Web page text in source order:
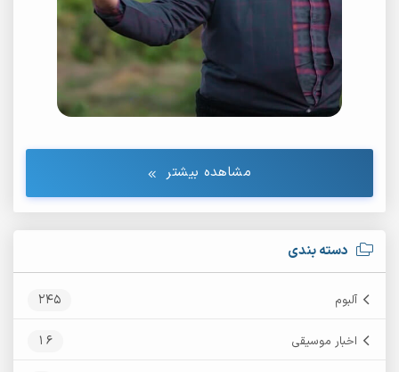
دسته بندی
آلبوم 245
اخبار موسیقی 16
مشاهده بیشتر